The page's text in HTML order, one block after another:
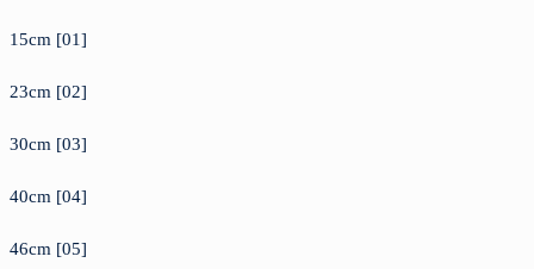
15cm [01]
23cm [02]
30cm [03]
40cm [04]
46cm [05]